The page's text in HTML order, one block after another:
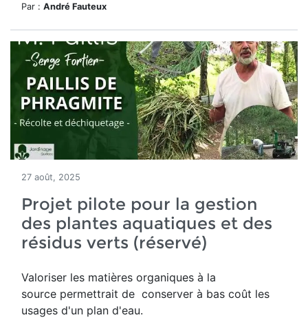
Par : André Fauteux
27 août, 2025
Projet pilote pour la gestion
des plantes aquatiques et des
résidus verts (réservé)
Valoriser les matières organiques à la
source permettrait de conserver à bas coût les
usages d'un plan d'eau.